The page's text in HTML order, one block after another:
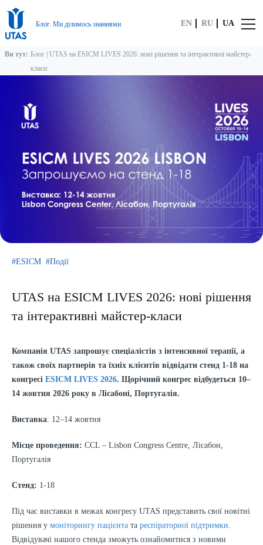
Блог. Ми ділимось знаннями EN RU UA
Ви тут: Блог UTAS на ESICM LIVES 2026: нові рішення та інтерактивні майстер-
класи
ESICM Події
UTAS на ESICM LIVES 2026: нові рішення
та інтерактивні майстер-класи
Компанія UTAS запрошує спеціалістів з інтенсивної терапії, а
також своїх партнерів та їхніх клієнтів відвідати стенд 1-18 на
конгресі ESICM LIVES 2026. Щорічний конгрес відбудеться 10–
14 жовтня 2026 року в Лісабоні, Португалія.
Виставка: 12–14 жовтня
Місце проведення: CCL – Lisbon Congress Centre, Лісабон,
Португалія
Стенд: 1-18
Під час виставки в межах конгресу UTAS представить свої новітні
рішення у моніторингу пацієнта та респіраторної підтримки.
Відвідувачі нашого стенда зможуть ознайомитися з новими